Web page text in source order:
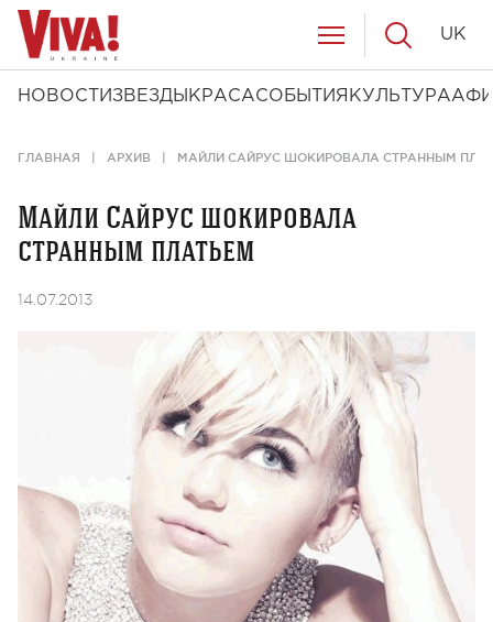
НОВОСТИ ЗВЕЗДЫ КРАСАСОБЫТИЯ КУЛЬТУРА
UK
ГЛАВНАЯ АРХИВ МАЙЛИ САЙРУС ШОКИРОВАЛА СТРАННЫМ
Майли Сайрус шокировала
странным платьем
14.07.2013